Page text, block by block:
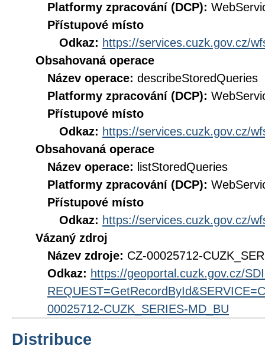
Platformy zpracování (DCP):
Přístupové místo
Odkaz: https://services.cuzk.gov.cz/
Obsahovaná operace
Název operace: describeStoredQueries
Platformy zpracování (DCP):
Přístupové místo
Odkaz: https://services.cuzk.gov.cz/
Obsahovaná operace
Název operace: listStoredQueries
Platformy zpracování (DCP):
Přístupové místo
Odkaz: https://services.cuzk.gov.cz/
Vázaný zdroj
Název zdroje: CZ-00025712-
Odkaz: https://geoportal.cuzk.gov.cz/
00025712-CUZK_SERIES-MD_BU
Distribuce